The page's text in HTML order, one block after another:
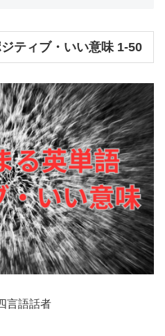
ティブ・いい意味 1-50
言語話者